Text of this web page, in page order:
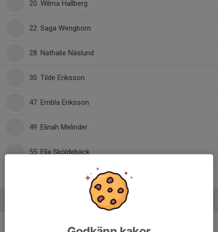
20. Wilma Hallberg
22. Saga Wengborn
28. Nathalie Näslund
30. Tilde Eriksson
47. Embla Eriksson
49. Elinah Melinder
55. Ella Sköldebäck
78. Agnes Brydling